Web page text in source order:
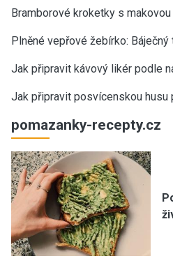
Bramborové kroketky s
Plněné vepřové žebírko:
Jak připravit kávový likér podle
Jak připravit posvícenskou husu
pomazanky-recepty.cz